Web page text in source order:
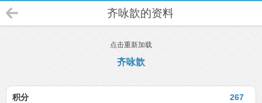
齐咏歆的资料
点击重新加载
齐咏歆
267
积分